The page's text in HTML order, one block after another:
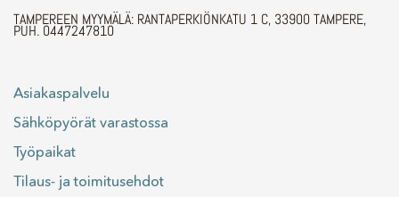
TAMPEREEN MYYMÄLÄ: RANTAPERKIÖNKATU 1 C, 33900 TAMPERE,
PUH. 0447247810
Asiakaspalvelu
Sähköpyörät varastossa
Työpaikat
Tilaus- ja toimitusehdot